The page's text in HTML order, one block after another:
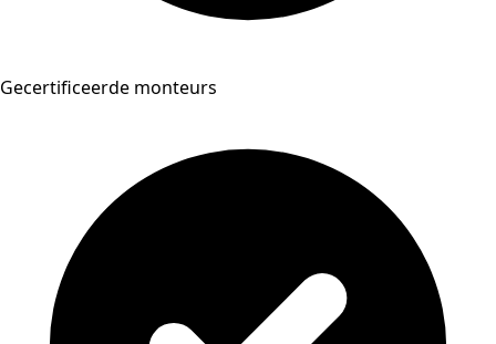
Gecertificeerde monteurs